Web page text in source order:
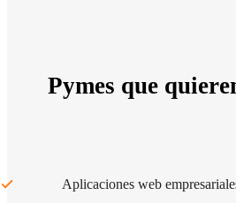
Pymes que
Aplicaciones web